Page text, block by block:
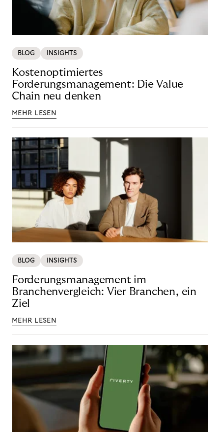
BLOG INSIGHTS
Kostenoptimiertes
Forderungsmanagement: Die Value
Chain neu denken
MEHR LESEN
BLOG INSIGHTS
Forderungsmanagement im
Branchenvergleich: Vier Branchen, ein
Ziel
MEHR LESEN